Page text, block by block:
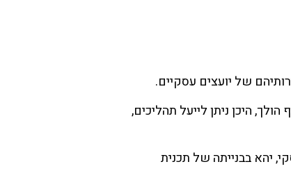
של יועצים עסקיים.
היכן ניתן לייעל תהליכים,
יהא בבנייתה של תכנית